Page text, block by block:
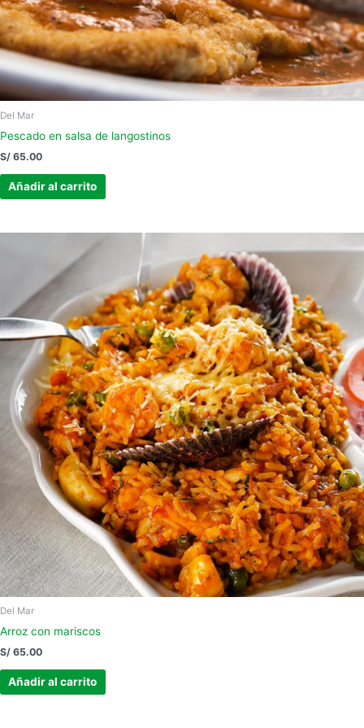
Del Mar
Pescado en salsa de langostinos
S/ 65.00
Añadir al carrito
Del Mar
Arroz con mariscos
S/ 65.00
Añadir al carrito